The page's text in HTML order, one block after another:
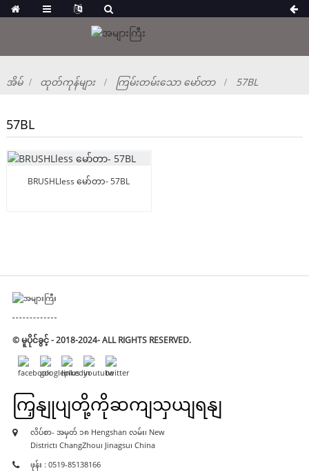
အိမ် ထုတ်ကုန်များ ကြမ်းတမ်းသော မော်တာ 57BL
57BL
BRUSHLless မော်တာ- 57BL
© မူပိုင်ခွင့် - 2018-2024- ALL RIGHTS RESERVED.
ကြှနျုပျတို့ကိုဆကျသှယျရနျ
လိပ်စာ- အမှတ် ၁၈ Hengshan လမ်း၊ New
District၊ ChangZhou၊ Jinagsu၊ China
ဖုန်း : 0519-85138166